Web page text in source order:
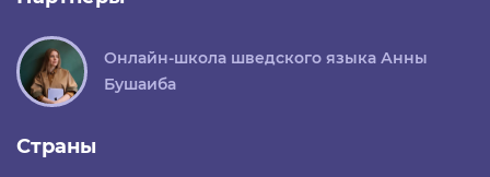
Онлайн-школа шведского языка Анны
Бушаиба
Страны